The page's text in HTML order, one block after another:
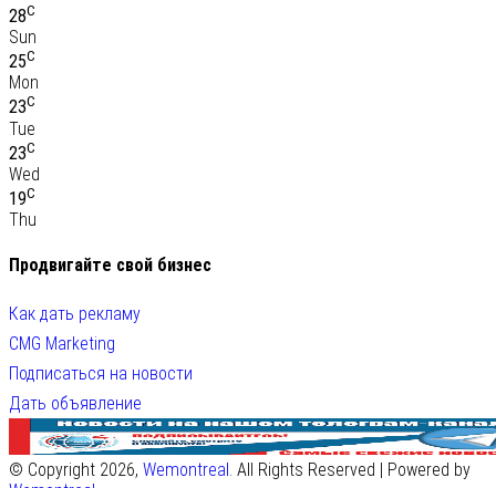
28C
Sun
25C
Mon
23C
Tue
23C
Wed
19C
Thu
Продвигайте свой бизнес
Как дать рекламу
CMG Marketing
Подписаться на новости
Дать объявление
© Copyright 2026, Wemontreal. All Rights Reserved | Powered by